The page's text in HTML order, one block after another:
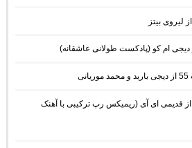
قدیمی ای آی (ریمیکس رپ ترکیبی با آهنک